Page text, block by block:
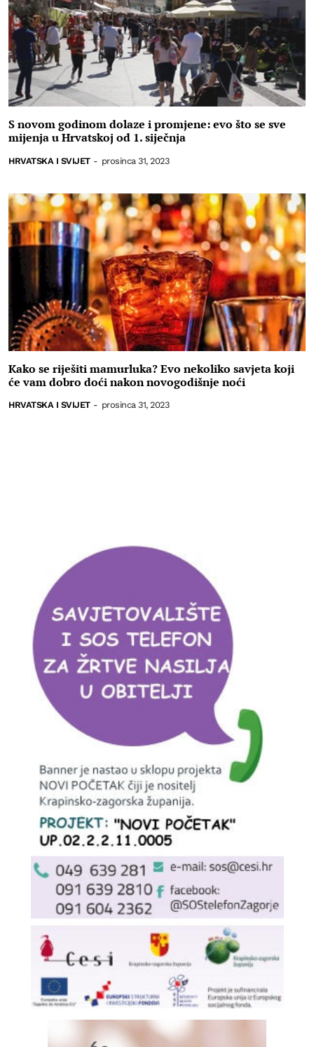
S novom godinom dolaze i promjene: evo što se sve
mijenja u Hrvatskoj od 1. siječnja
HRVATSKA I SVIJET - prosinca 31, 2023
Kako se riješiti mamurluka? Evo nekoliko savjeta koji
će vam dobro doći nakon novogodišnje noći
HRVATSKA I SVIJET - prosinca 31, 2023